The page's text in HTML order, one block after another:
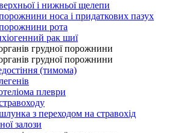
і нижньої щелепи
носа і придаткових пазух
рота
рак шиї
грудної порожнини
грудної порожнини
(тимома)
плеври
з переходом на стравохід
залози